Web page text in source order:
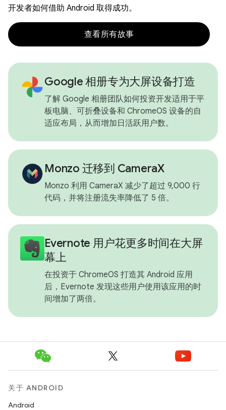
开发者如何借助 Android 取得成功。
查看所有故事
Google 相册专为大屏设备打造
了解 Google 相册团队如何投资开发适用于平
板电脑、可折叠设备和 ChromeOS 设备的自
适应布局，从而增加日活跃用户数。
Monzo 迁移到 CameraX
Monzo 利用 CameraX 减少了超过 9,000 行
代码，并将注册流失率降低了 5 倍。
Evernote 用户花更多时间在大屏
幕上
在投资于 ChromeOS 打造其 Android 应用
后，Evernote 发现这些用户使用该应用的时
间增加了两倍。
关于 ANDROID
Android